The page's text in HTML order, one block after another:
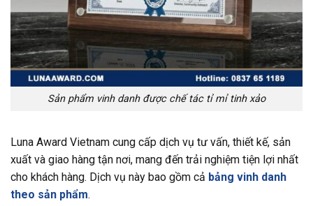
Sản phẩm vinh danh được chế tác tỉ mỉ tinh xảo
Luna Award Vietnam cung cấp dịch vụ tư vấn, thiết kế, sản
xuất và giao hàng tận nơi, mang đến trải nghiệm tiện lợi nhất
cho khách hàng. Dịch vụ này bao gồm cả bảng vinh danh
theo sản phẩm.